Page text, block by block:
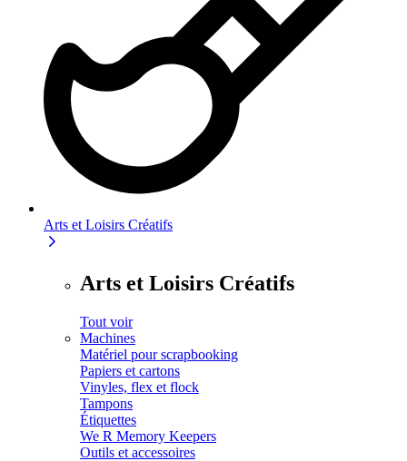
Arts et Loisirs Créatifs
Arts et Loisirs Créatifs
Tout voir
Machines
Matériel pour scrapbooking
Papiers et cartons
Vinyles, flex et flock
Tampons
Étiquettes
We R Memory Keepers
Outils et accessoires